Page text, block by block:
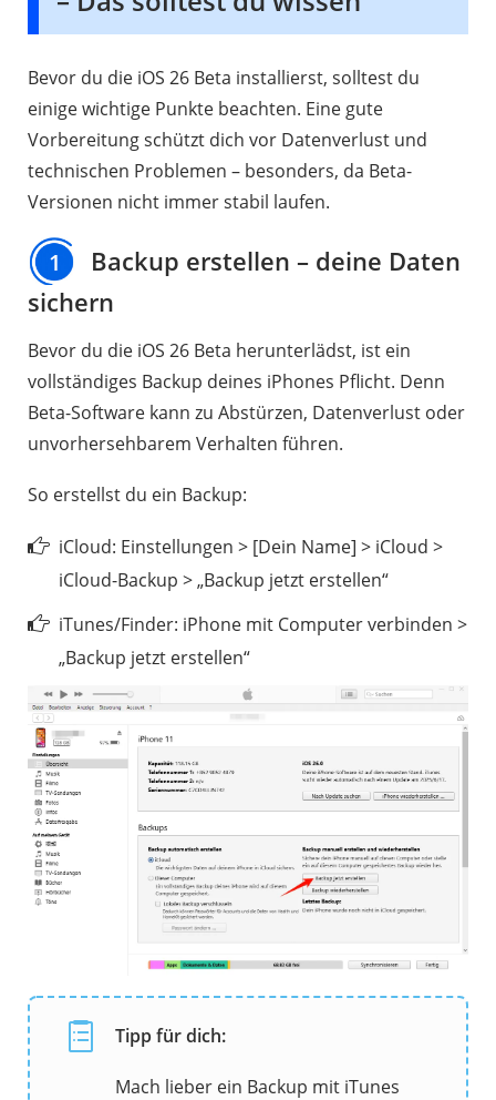
Bevor du die iOS 26 Beta installierst, solltest du
einige wichtige Punkte beachten. Eine gute
Vorbereitung schützt dich vor Datenverlust und
technischen Problemen – besonders, da Beta-
Versionen nicht immer stabil laufen.
1
Backup erstellen – deine Daten
sichern
Bevor du die iOS 26 Beta herunterlädst, ist ein
vollständiges Backup deines iPhones Pflicht. Denn
Beta-Software kann zu Abstürzen, Datenverlust oder
unvorhersehbarem Verhalten führen.
So erstellst du ein Backup:
iCloud: Einstellungen > [Dein Name] > iCloud >
iCloud-Backup > „Backup jetzt erstellen“
iTunes/Finder: iPhone mit Computer verbinden >
„Backup jetzt erstellen“
Tipp für dich:
Mach lieber ein Backup mit iTunes